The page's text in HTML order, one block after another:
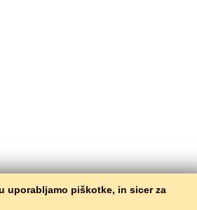
uporabljamo piškotke, in sicer za